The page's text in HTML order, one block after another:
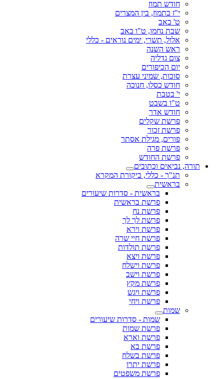
חודש תמוז
י"ז בתמוז, בין המצרים
ט' באב
שבת נחמו, ט"ו באב
אלול, תשרי, ימים נוראים - כללי
ראש השנה
צום גדליה
יום הכיפורים
סוכות, שמיני עצרת
חודש כסלו, חנוכה
י' בטבת
ט"ו בשבט
חודש אדר
פרשת שקלים
פרשת זכור
פורים, מגילת אסתר
פרשת פרה
פרשת החודש
תורה, נביאים וכתובים
תנ"ך - כללי, ביקורת המקרא
בראשית
בראשית - סדרות שיעורים
פרשת בראשית
פרשת נח
פרשת לך לך
פרשת וירא
פרשת חיי שרה
פרשת תולדות
פרשת ויצא
פרשת וישלח
פרשת וישב
פרשת מקץ
פרשת ויגש
פרשת ויחי
שמות
שמות - סדרות שיעורים
פרשת שמות
פרשת וארא
פרשת בא
פרשת בשלח
פרשת יתרו
פרשת משפטים